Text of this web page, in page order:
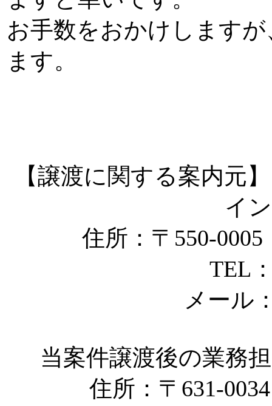
お手数をおかけします
ます。
【譲渡に関する案内元
イ
住所：〒550-
TEL
メール
当案件譲渡後の業務
住所：〒631-